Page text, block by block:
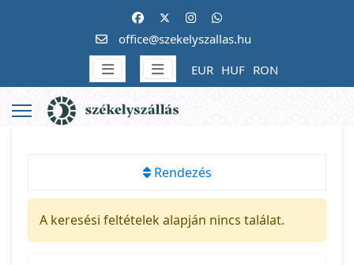
office@szekelyszallas.hu
EUR HUF RON
Rendezés
A keresési feltételek alapján nincs találat.